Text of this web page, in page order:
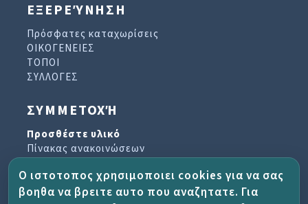
ΕΞΕΡΕΎΝΗΣΗ
Πρόσφατες καταχωρίσεις
ΟΙΚΟΓΕΝΕΙΕΣ
ΤΟΠΟΙ
ΣΥΛΛΟΓΕΣ
ΣΥΜΜΕΤΟΧΉ
Προσθέστε υλικό
Πίνακας ανακοινώσεων
Αρχείο ενημερωτικών δελτίων
Ο ιστοτοπος χρησιμοποιει cookies για να σας
βοηθα να βρειτε αυτο που αναζητατε. Για